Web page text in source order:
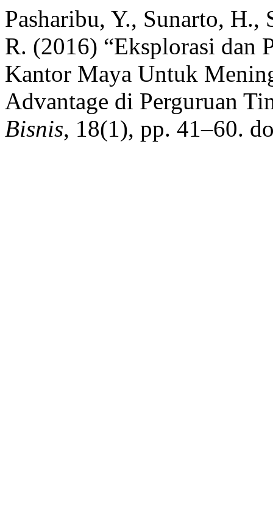
Pasharibu, Y., Sunarto,
R. (2016) “Eksplorasi dan
Kantor Maya Untuk
Advantage di Perguruan
Bisnis, 18(1), pp. 41–60.